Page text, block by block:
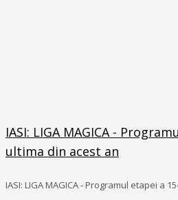
IASI: LIGA MAGICA -
ultima din acest an
IASI: LIGA MAGICA - Programul etapei a